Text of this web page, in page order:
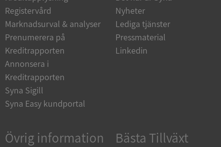
Registervård
Marknadsurval & analyser
Prenumerera på
Kreditrapporten
Annonsera i
Kreditrapporten
Syna Sigill
Syna Easy kundportal
Nyheter
Lediga tjänster
Pressmaterial
Linkedin
Övrig information Bästa Tillväxt
__RequestVerificationToken